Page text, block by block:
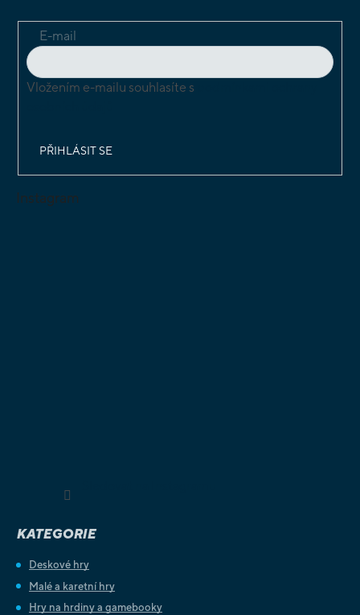
E-mail
Vložením e-mailu souhlasíte s
PŘIHLÁSIT SE
Instagram
KATEGORIE
Deskové hry
Malé a karetní hry
Hry na hrdiny a gamebooky